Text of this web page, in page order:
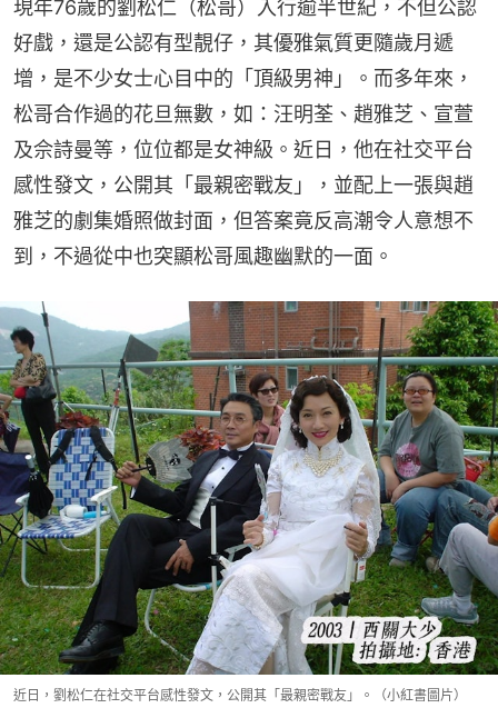
現年76歲的劉松仁（松哥）入行逾半世紀，不但公認
好戲，還是公認有型靚仔，其優雅氣質更隨歲月遞
增，是不少女士心目中的「頂級男神」。而多年來，
松哥合作過的花旦無數，如：汪明荃、趙雅芝、宣萱
及佘詩曼等，位位都是女神級。近日，他在社交平台
感性發文，公開其「最親密戰友」，並配上一張與趙
雅芝的劇集婚照做封面，但答案竟反高潮令人意想不
到，不過從中也突顯松哥風趣幽默的一面。
近日，劉松仁在社交平台感性發文，公開其「最親密戰友」。（小紅書圖片）